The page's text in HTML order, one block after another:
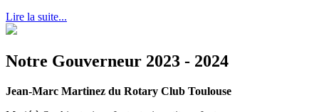
Lire la suite...
Notre Gouverneur 2023 - 2024
Jean-Marc Martinez du Rotary Club Toulouse